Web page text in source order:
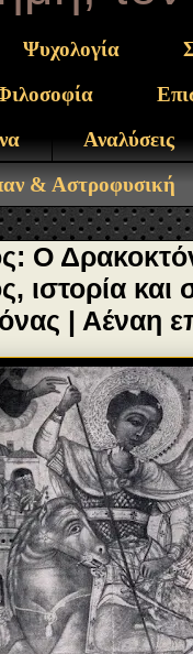
Ψυχολογία
Αναλύσεις
& Αστροφυσική
Ο
ιστορία και
| Αέναη